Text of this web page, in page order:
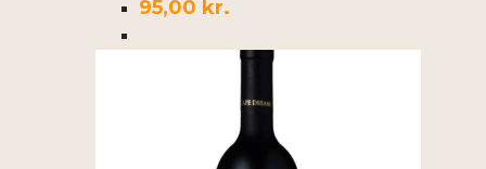
95,00 kr.